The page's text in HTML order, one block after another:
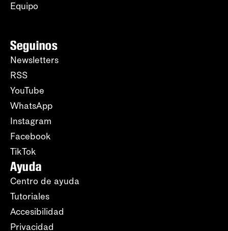
Equipo
Seguinos
Newsletters
RSS
YouTube
WhatsApp
Instagram
Facebook
TikTok
Ayuda
Centro de ayuda
Tutoriales
Accesibilidad
Privacidad